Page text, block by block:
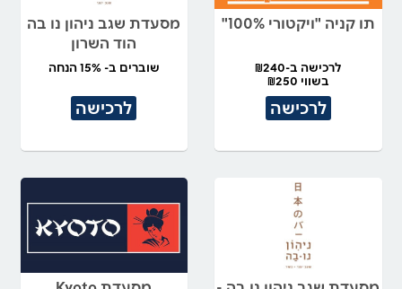
תו קניה "ויקטורי 100%"
לרכישה ב-₪240
בשווי ₪250
לרכישה
מסעדת שגב ניהון נו בה
הוד השרון
שוברים ב- 15% הנחה
לרכישה